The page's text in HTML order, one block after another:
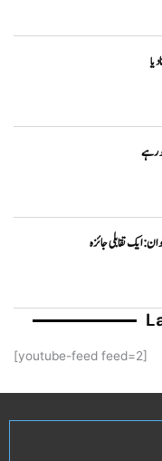
ہے
ایک تقابلی جائزہ
[youtube-feed feed=2]